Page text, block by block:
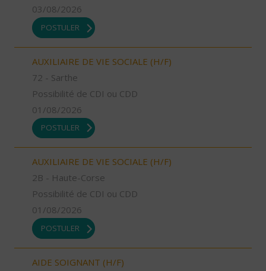
03/08/2026
POSTULER
AUXILIAIRE DE VIE SOCIALE (H/F)
72 - Sarthe
Possibilité de CDI ou CDD
01/08/2026
POSTULER
AUXILIAIRE DE VIE SOCIALE (H/F)
2B - Haute-Corse
Possibilité de CDI ou CDD
01/08/2026
POSTULER
AIDE SOIGNANT (H/F)